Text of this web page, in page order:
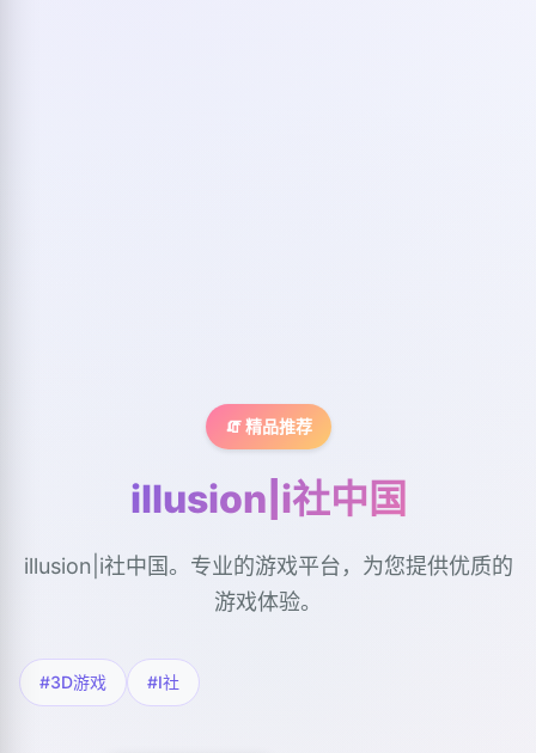
🧯 精品推荐
illusion|i社中国
illusion|i社中国。专业的游戏平台，为您提供优质的
游戏体验。
#3D游戏 #I社